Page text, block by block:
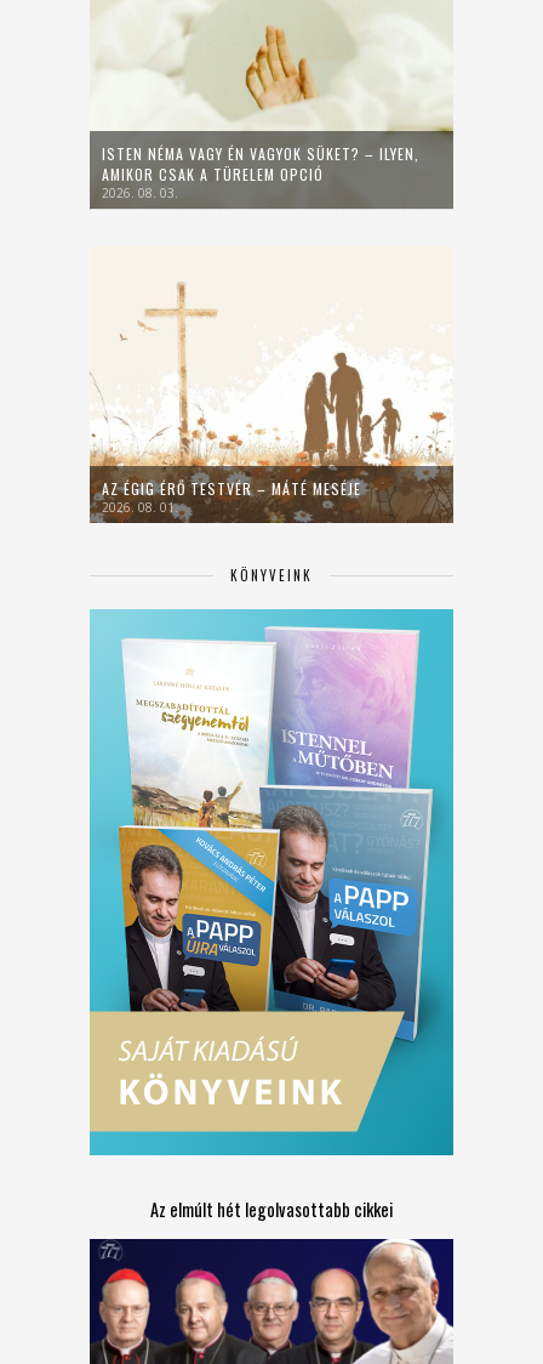
ISTEN NÉMA VAGY ÉN VAGYOK SÜKET? – ILYEN,
AMIKOR CSAK A TÜRELEM OPCIÓ
2026. 08. 03.
AZ ÉGIG ÉRŐ TESTVÉR – MÁTÉ MESÉJE
2026. 08. 01.
KÖNYVEINK
Az elmúlt hét legolvasottabb cikkei